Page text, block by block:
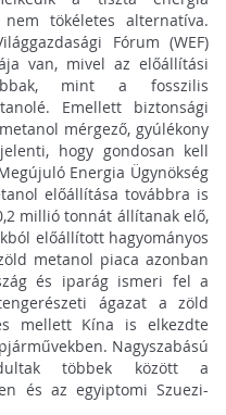
tökéletes alternatíva.
Fórum (WEF)
van, mivel az előállítási
mint a fosszilis
Emellett biztonsági
mérgező, gyúlékony
hogy gondosan kell
Energia Ügynökség
előállítása továbbra is
millió tonnát állítanak elő,
előállított hagyományos
metanol piaca azonban
és iparág ismeri fel a
ágazat a zöld
mellett Kína is elkezdte
Nagyszabású
többek között a
és az egyiptomi Szuezi-